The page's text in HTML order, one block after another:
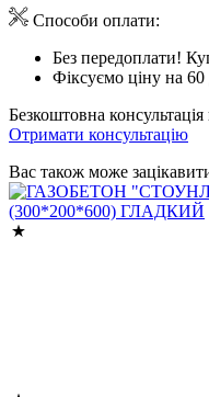
Способи оплати:
Без передоплати!
Фіксуємо ціну на 60
Безкоштовна
Отримати консультацію
Вас також може